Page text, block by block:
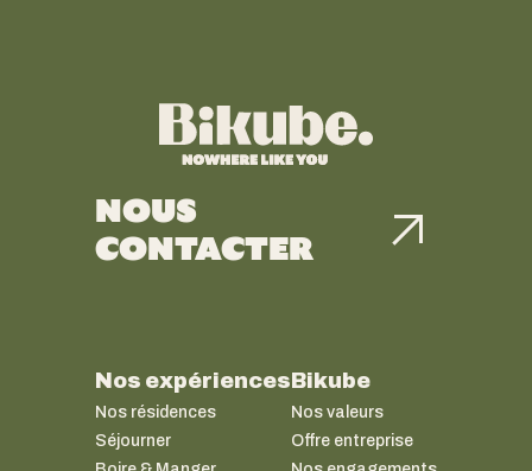
NOUS
CONTACTER
Nos expériences
Nos résidences
Séjourner
Bikube
Nos valeurs
Offre entreprise